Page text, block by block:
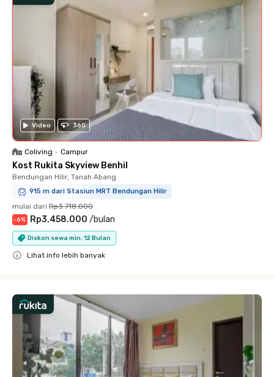
Video 360
Coliving • Campur
Kost Rukita Skyview Benhil
Bendungan Hilir, Tanah Abang
915 m dari Stasiun MRT Bendungan Hilir
mulai dari Rp3.718.000
-6% Rp3.458.000 /bulan
Diskon sewa min. 12 Bulan
Lihat info lebih banyak